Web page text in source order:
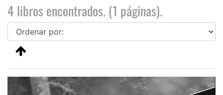
4 libros encontrados. (1 páginas).